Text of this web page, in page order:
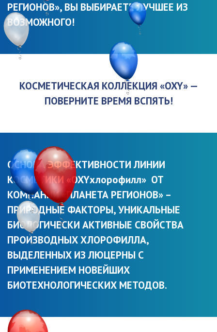
РЕГИОНОВ», ВЫ ВЫБИРАЕТЕ ЛУЧШЕЕ ИЗ
ВОЗМОЖНОГО!
КОСМЕТИЧЕСКАЯ КОЛЛЕКЦИЯ «OXY» —
ПОВЕРНИТЕ ВРЕМЯ ВСПЯТЬ!
ОСНОВА ЭФФЕКТИВНОСТИ ЛИНИИ
КОСМЕТИКИ «OXYхлорофилл» ОТ
КОМПАНИИ «ПЛАНЕТА РЕГИОНОВ» –
ПРИРОДНЫЕ ФАКТОРЫ, УНИКАЛЬНЫЕ
БИОЛОГИЧЕСКИ АКТИВНЫЕ СВОЙСТВА
ПРОИЗВОДНЫХ ХЛОРОФИЛЛА,
ВЫДЕЛЕННЫХ ИЗ ЛЮЦЕРНЫ С
ПРИМЕНЕНИЕМ НОВЕЙШИХ
БИОТЕХНОЛОГИЧЕСКИХ МЕТОДОВ.